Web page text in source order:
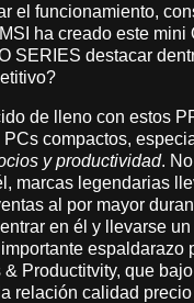
el funcionamiento,
ha creado este mini
SERIES destacar
de lleno con estos
compactos,
y productividad.
marcas legendarias
al por mayor
en él y llevarse
espaldarazo
Productitvity, que
relación calidad